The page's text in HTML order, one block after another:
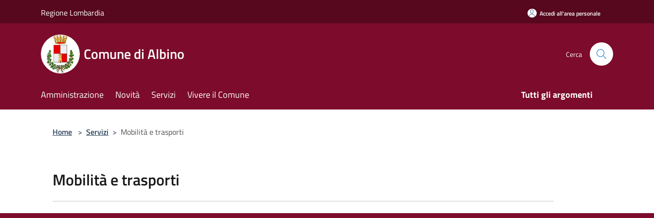
Regione Lombardia Accedi all'area personale
Comune di Albino Cerca
Amministrazione Novità Servizi Vivere il Comune Tutti gli argomenti
Home > Servizi > Mobilità e trasporti
Mobilità e trasporti